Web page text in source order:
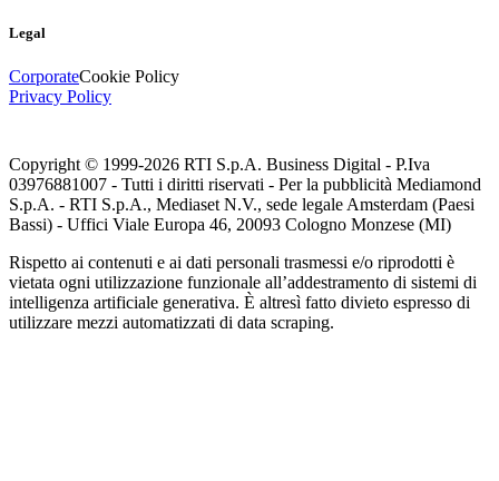
Legal
CorporateCookie Policy
Privacy Policy
Copyright © 1999-2026 RTI S.p.A. Business Digital - P.Iva
03976881007 - Tutti i diritti riservati - Per la pubblicità Mediamond
S.p.A. - RTI S.p.A., Mediaset N.V., sede legale Amsterdam (Paesi
Bassi) - Uffici Viale Europa 46, 20093 Cologno Monzese (MI)
Rispetto ai contenuti e ai dati personali trasmessi e/o riprodotti è
vietata ogni utilizzazione funzionale all’addestramento di sistemi di
intelligenza artificiale generativa. È altresì fatto divieto espresso di
utilizzare mezzi automatizzati di data scraping.